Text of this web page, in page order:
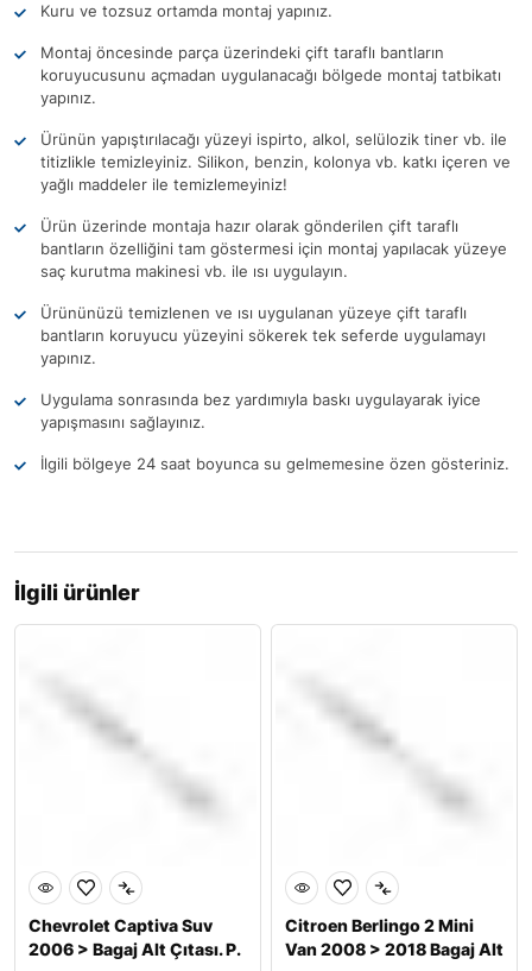
Kuru ve tozsuz ortamda montaj yapınız.
Montaj öncesinde parça üzerindeki çift taraflı bantların
koruyucusunu açmadan uygulanacağı bölgede montaj tatbikatı
yapınız.
Ürünün yapıştırılacağı yüzeyi ispirto, alkol, selülozik tiner vb. ile
titizlikle temizleyiniz. Silikon, benzin, kolonya vb. katkı içeren ve
yağlı maddeler ile temizlemeyiniz!
Ürün üzerinde montaja hazır olarak gönderilen çift taraflı
bantların özelliğini tam göstermesi için montaj yapılacak yüzeye
saç kurutma makinesi vb. ile ısı uygulayın.
Ürününüzü temizlenen ve ısı uygulanan yüzeye çift taraflı
bantların koruyucu yüzeyini sökerek tek seferde uygulamayı
yapınız.
Uygulama sonrasında bez yardımıyla baskı uygulayarak iyice
yapışmasını sağlayınız.
İlgili bölgeye 24 saat boyunca su gelmemesine özen gösteriniz.
İlgili ürünler
Chevrolet Captiva Suv
2006 > Bagaj Alt Çıtası. P.
Citroen Berlingo 2 Mini
Van 2008 > 2018 Bagaj Alt